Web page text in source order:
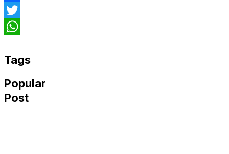
Facebook
Twitter
Tags
Popular
Post